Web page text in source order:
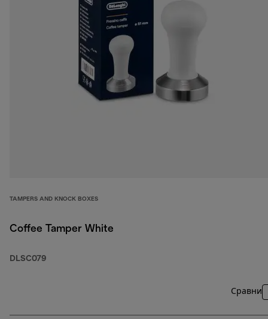
TAMPERS AND KNOCK BOXES
Coffee Tamper White
DLSC079
Сравни